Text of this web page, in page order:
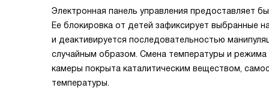
Электронная панель управления предоставляет
Ее блокировка от детей зафиксирует выбранные
и деактивируется последовательностью
случайным образом. Смена температуры и
камеры покрыта каталитическим веществом,
температуры.